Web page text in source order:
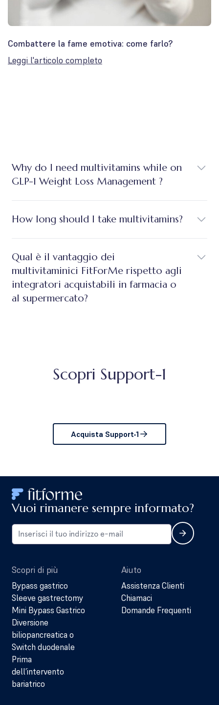
Combattere la fame emotiva: come farlo?
Leggi l'articolo completo
Why do I need multivitamins while on
GLP-1 Weight Loss Management ?
How long should I take multivitamins?
Qual è il vantaggio dei
multivitaminici FitForMe rispetto agli
integratori acquistabili in farmacia o
al supermercato?
Scopri Support-1
Acquista Support-1
Vuoi rimanere sempre informato?
Scopri di più
Bypass gastrico
Sleeve gastrectomy
Mini Bypass Gastrico
Diversione
biliopancreatica o
Switch duodenale
Prima
dell’intervento
bariatrico
Aiuto
Assistenza Clienti
Chiamaci
Domande Frequenti